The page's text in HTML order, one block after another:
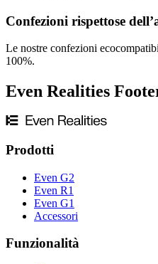
Confezioni rispettose
Le nostre confezioni
100%.
Even Realities
Prodotti
Even G2
Even R1
Even G1
Accessori
Funzionalità